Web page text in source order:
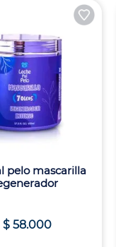
pelo mascarilla
$ 58.000